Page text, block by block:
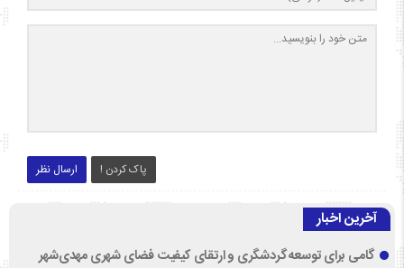
ارسال نظر پاک کردن !
آخرین اخبار
گامی برای توسعه گردشگری و ارتقای کیفیت فضای شهری مهدی‌شهر